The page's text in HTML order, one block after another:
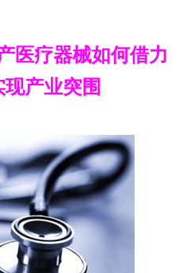
医疗器械如何借力
产业突围